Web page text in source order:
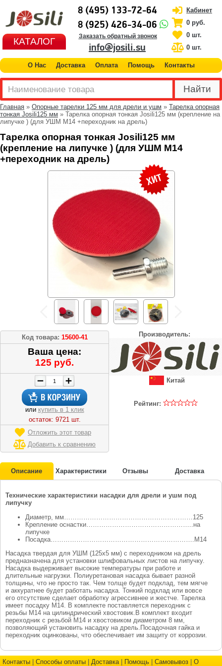
КАТАЛОГ
8 (495) 133-72-64
8 (925) 426-34-06
Заказать обратный звонок
info@josili.su
Кабинет
0 руб.
0 шт.
0 шт.
О Нас Доставка Оплата Помощь Контакты
Главная » Опорные тарелки 125 мм для дрели и ушм » Тарелка опорная
тонкая Josili125 мм » Тарелка опорная тонкая Josili125 мм (крепление на
липучке ) (для УШМ М14 +переходник на дрель)
Тарелка опорная тонкая Josili125 мм
(крепление на липучке ) (для УШМ М14
+переходник на дрель)
Код товара: 15600-41
Ваша цена:
125 руб.
или купить в 1 клик
остаток: 9721 шт.
Отложить этот товар
Добавить к сравнению
Производитель:
Китай
Рейтинг:
Описание Характеристики Отзывы Доставка
Технические характеристики насадки для дрели и ушм под
липучку
Диаметр, мм……………………………………………………125
Крепление оснастки…………………………………………..на
липучке
Посадка………………………………………………………….М14
Насадка твердая для УШМ (125х5 мм) с переходником на дрель
предназначена для установки шлифовальных листов на липучку.
Насадка выдерживает высокие температуры при работе и
длительные нагрузки. Полиуретановая насадка бывает разной
толщины, что не просто так. Чем толще будет подклад, тем мягче
и аккуратнее будет работать насадка. Тонкий подклад или вовсе
его отсутствие сделает обработку агрессивнее и жестче. Тарелка
имеет посадку М14. В комплекте поставляется переходник с
резьбы М14 на цилиндрический хвостовик. В комплект входит
переходник с резьбой М14 и хвостовиком диаметром 8 мм,
позволяющий установить насадку на дрель.Посадочная гайка и
переходник оцинкованы, что обеспечивает им защиту от коррозии.
Контакты Способы оплаты Доставка| Помощь Самовывоз
О